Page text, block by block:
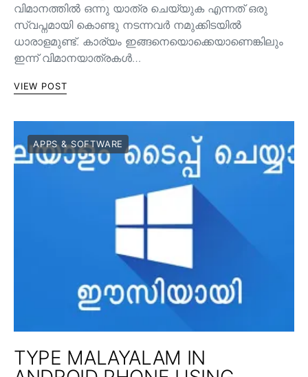
വിമാനത്തിൽ ഒന്നു യാത്ര ചെയ്യുക എന്നത് ഒരു
സ്വപ്നമായി കൊണ്ടു നടന്നവർ നമുക്കിടയിൽ
ധാരാളമുണ്ട്. കാര്യം ഇങ്ങനെയൊക്കെയാണെങ്കിലും
ഇന്ന് വിമാനയാത്രകൾ…
VIEW POST
APPS & SOFTWARE
TYPE MALAYALAM IN